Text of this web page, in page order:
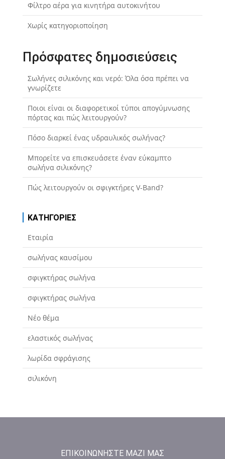
Φίλτρο αέρα για κινητήρα αυτοκινήτου
Χωρίς κατηγοριοποίηση
Πρόσφατες δημοσιεύσεις
Σωλήνες σιλικόνης και νερό: Όλα όσα πρέπει να
γνωρίζετε
Ποιοι είναι οι διαφορετικοί τύποι απογύμνωσης
πόρτας και πώς λειτουργούν?
Πόσο διαρκεί ένας υδραυλικός σωλήνας?
Μπορείτε να επισκευάσετε έναν εύκαμπτο
σωλήνα σιλικόνης?
Πώς λειτουργούν οι σφιγκτήρες V-Band?
ΚΑΤΗΓΟΡΊΕΣ
Εταιρία
σωλήνας καυσίμου
σφιγκτήρας σωλήνα
σφιγκτήρας σωλήνα
Νέο θέμα
ελαστικός σωλήνας
λωρίδα σφράγισης
σιλικόνη
ΕΠΙΚΟΙΝΩΝΉΣΤΕ ΜΑΖΊ ΜΑΣ